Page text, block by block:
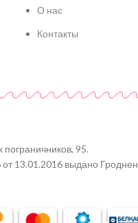
О нас
Контакты
95.
13.01.2016 выдано